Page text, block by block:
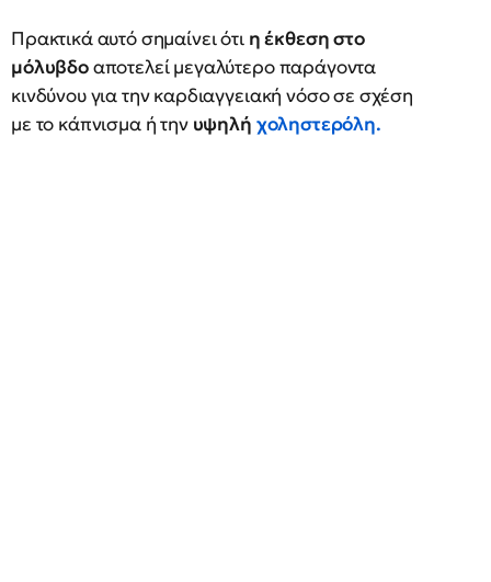
Πρακτικά αυτό σημαίνει ότι η έκθεση στο
μόλυβδοαποτελεί μεγαλύτερο παράγοντα
κινδύνου για την καρδιαγγειακή νόσο σε σχέση
με το κάπνισμα ή την υψηλή χοληστερόλη.